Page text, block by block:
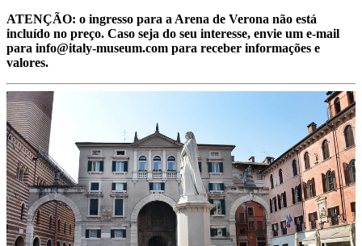
ATENÇÃO: o ingresso para a Arena de Verona não está
incluído no preço. Caso seja do seu interesse, envie um e-mail
para info@italy-museum.com para receber informações e
valores.